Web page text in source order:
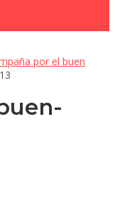
por el buen